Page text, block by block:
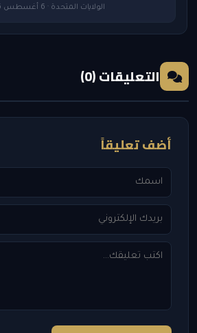
الولايات المتحدة · 6 أغسطس 2026 — 5:20 PM
التعليقات (0)
أضف تعليقاً